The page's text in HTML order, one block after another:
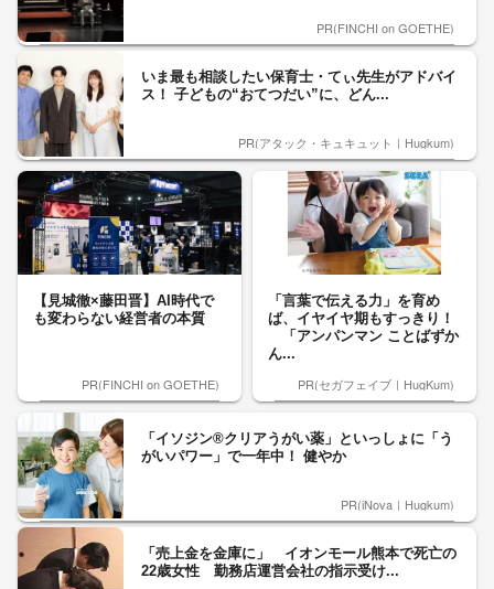
PR(FINCHI on GOETHE)
いま最も相談したい保育士・てぃ先生がアドバイ
ス！ 子どもの“おてつだい”に、どん...
PR(アタック・キュキュット｜Hugkum)
【見城徹×藤田晋】AI時代で
も変わらない経営者の本質
PR(FINCHI on GOETHE)
「言葉で伝える力」を育め
ば、イヤイヤ期もすっきり！
「アンパンマン ことばずか
ん...
PR(セガフェイブ｜HugKum)
「イソジン®クリアうがい薬」といっしょに「う
がいパワー」で一年中！ 健やか
PR(iNova｜Hugkum)
「売上金を金庫に」 イオンモール熊本で死亡の
22歳女性 勤務店運営会社の指示受け...